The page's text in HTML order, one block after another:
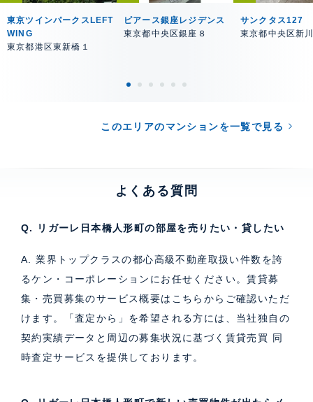
東京ツインパークスLEFT
WING
東京都港区東新橋１
ピアース銀座レジデンス
東京都中央区銀座８
サンクタス127
東京都中央区新
このエリアのマンションを一覧で見る
よくある質問
Q. リガーレ日本橋人形町の部屋を売りたい・貸したい
A. 業界トップクラスの都心高級不動産取扱い件数を誇
るケン・コーポレーションにお任せください。賃貸募
集・売買募集のサービス概要はこちら からご確認いただ
けます。「査定から」を希望される方には、当社独自の
契約実績データと周辺の募集状況に基づく 賃貸売買 同
時査定サービス を提供しております。